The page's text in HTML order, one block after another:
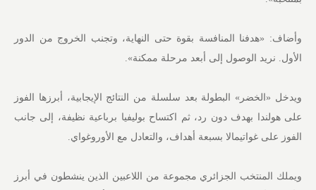
وأضاف: «هدفنا المنافسة بقوة حتى النهاية، وتجنب الخروج من الدور
الأول. نريد الوصول إلى أبعد مرحلة ممكنة».
ويدخل «الخضر» البطولة بعد سلسلة من النتائج الإيجابية، أبرزها الفوز
على هولندا بهدف دون رد، ثم اكتساح بوليفيا برباعية نظيفة، إلى جانب
الفوز على غواتيمالا بسبعة أهداف، والتعادل مع الأوروغواي.
ويملك المنتخب الجزائري مجموعة من اللاعبين الذين ينشطون في أبرز